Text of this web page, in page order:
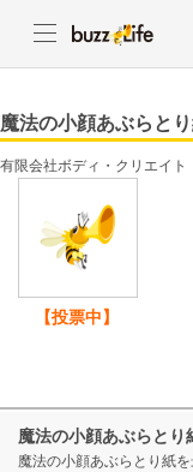
魔法の小顔あぶらと
有限会社ボディ・クリエイト
【投票中】
魔法の小顔あぶらとり
魔法の小顔あぶらとり紙